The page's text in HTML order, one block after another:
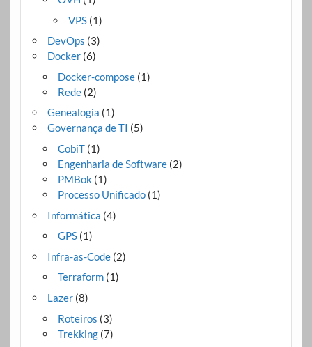
VPS (1)
DevOps (3)
Docker(6)
Docker-compose(1)
Rede(2)
Genealogia (1)
Governança de TI (5)
CobiT(1)
Engenharia de Software(2)
PMBok (1)
Processo Unificado(1)
Informática (4)
GPS(1)
Infra-as-Code(2)
Terraform(1)
Lazer(8)
Roteiros (3)
Trekking(7)